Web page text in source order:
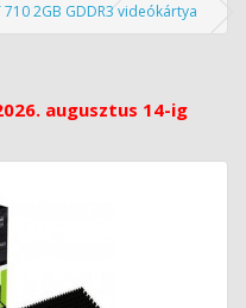
710 2GB GDDR3 videókártya
augusztus 14-ig